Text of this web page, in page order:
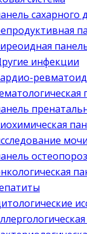
сахарного
инфекции
мочи